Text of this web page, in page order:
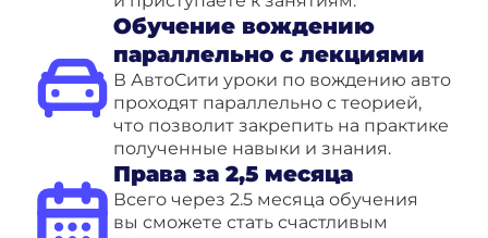
Обучение вождению
параллельно с лекциями
В АвтоСити уроки по вождению авто
проходят параллельно с теорией,
что позволит закрепить на практике
полученные навыки и знания.
Права за 2,5 месяца
Всего через 2.5 месяца обучения
вы сможете стать счастливым